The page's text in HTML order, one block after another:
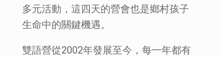
多元活動，這四天的營會也是鄉村孩子
生命中的關鍵機遇。
雙語營從2002年發展至今，每一年都有